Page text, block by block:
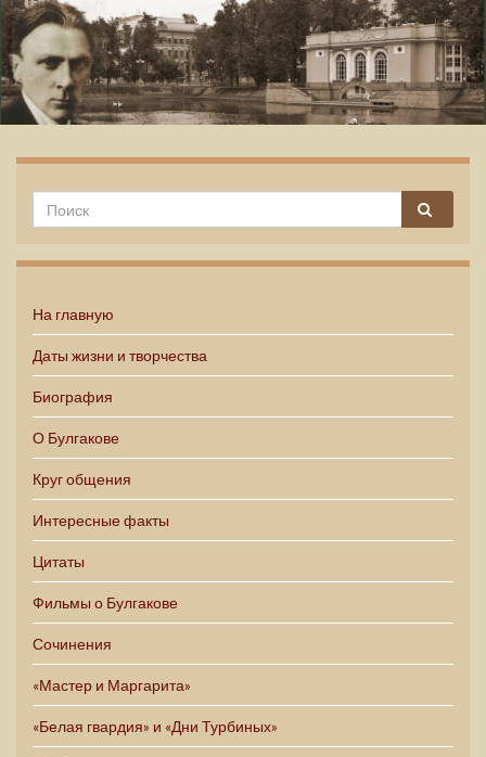
На главную
Даты жизни и творчества
Биография
О Булгакове
Круг общения
Интересные факты
Цитаты
Фильмы о Булгакове
Сочинения
«Мастер и Маргарита»
«Белая гвардия» и «Дни Турбиных»